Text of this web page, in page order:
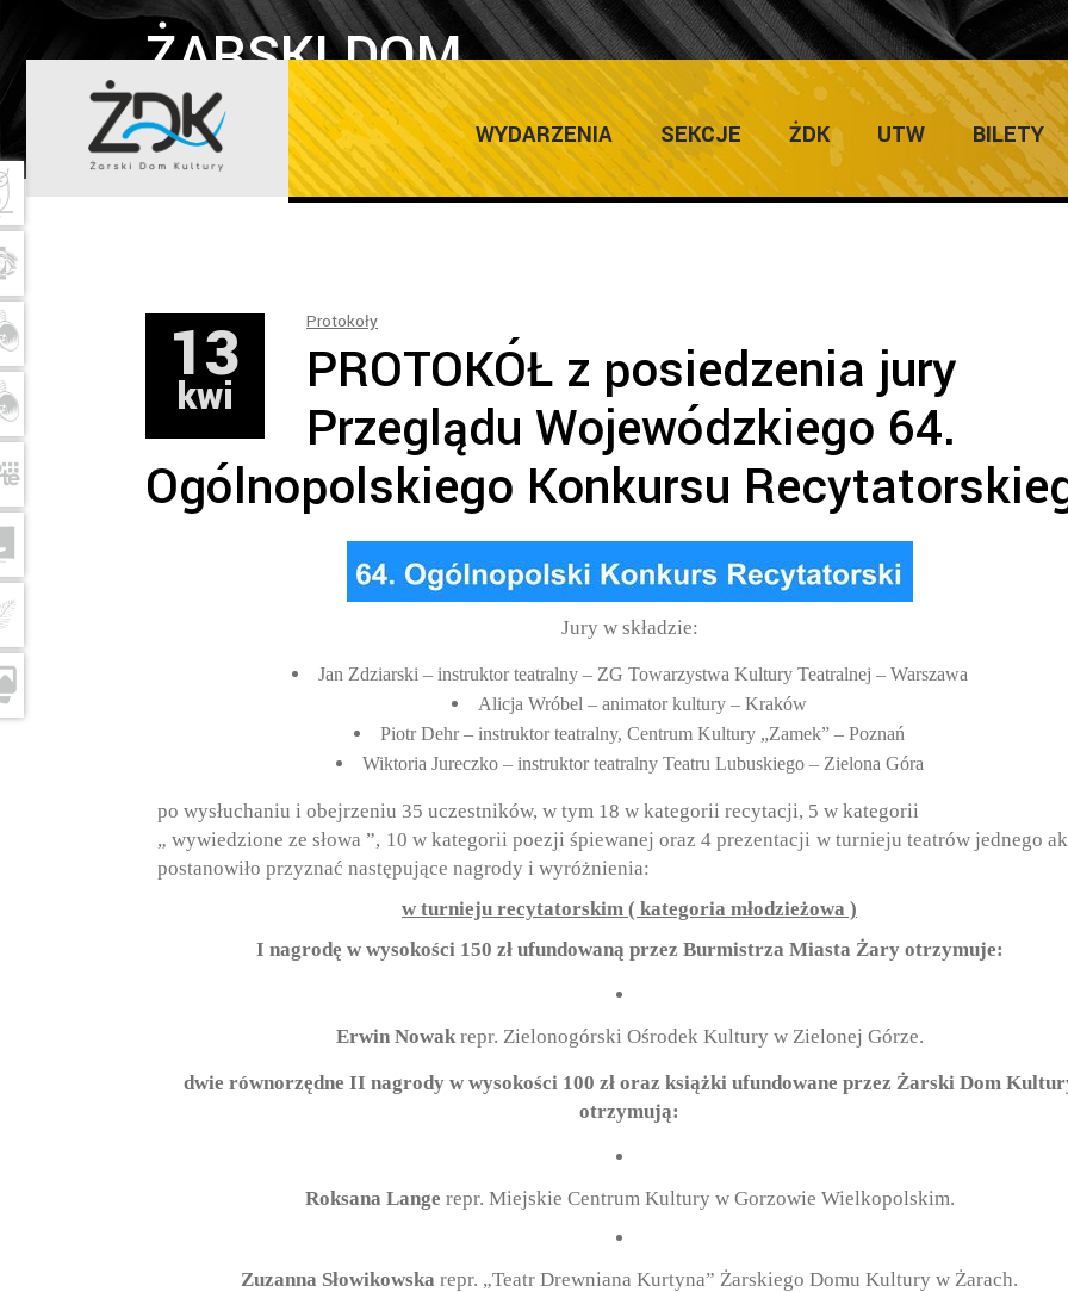
WYDARZENIA SEKCJE ŻDK UTW BILETY
ŻARSKI DOM
KULTURY
Home /Protokoły/PROTOKÓŁ z posiedzenia jury Przeglądu
13
kwi
Protokoły
PROTOKÓŁ z posiedzenia jury
Przeglądu Wojewódzkiego 64.
Ogólnopolskiego Konkursu
Jury w składzie:
Jan Zdziarski – instruktor teatralny – ZG Towarzystwa Kultury Teatralnej – Warszawa
Alicja Wróbel – animator kultury – Kraków
Piotr Dehr – instruktor teatralny, Centrum Kultury „Zamek” – Poznań
Wiktoria Jureczko – instruktor teatralny Teatru Lubuskiego – Zielona Góra
po wysłuchaniu i obejrzeniu 35 uczestników, w tym 18 w kategorii recytacji, 5 w kategorii
„ wywiedzione ze słowa ”, 10 w kategorii poezji śpiewanej oraz 4 prezentacji w turnieju teatrów jednego
postanowiło przyznać następujące nagrody i wyróżnienia:
w turnieju recytatorskim ( kategoria młodzieżowa )
I nagrodę w wysokości 150 zł ufundowaną przez Burmistrza Miasta Żary otrzymuje:
Erwin Nowakrepr. Zielonogórski Ośrodek Kultury w Zielonej Górze.
dwie równorzędne II nagrody w wysokości 100 zł oraz książki ufundowane przez Żarski Dom
otrzymują:
Roksana Lange repr. Miejskie Centrum Kultury w Gorzowie Wielkopolskim.
Zuzanna Słowikowska repr. „Teatr Drewniana Kurtyna” Żarskiego Domu Kultury w Żarach.